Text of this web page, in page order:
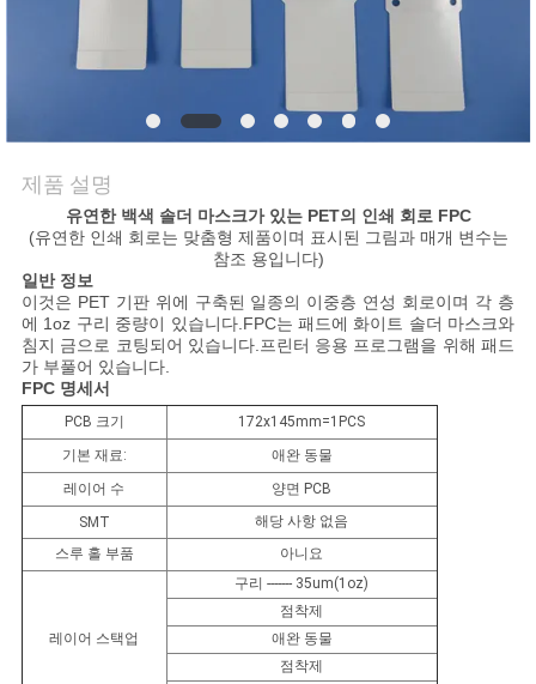
희
와
연
락
뉴
스
사
건
제품 설명
유연한 백색 솔더 마스크가 있는 PET의 인쇄 회로 FPC
(유연한 인쇄 회로는 맞춤형 제품이며 표시된 그림과 매개 변수는
참조 용입니다)
일반 정보
이것은 PET 기판 위에 구축된 일종의 이중층 연성 회로이며 각 층
에 1oz 구리 중량이 있습니다.FPC는 패드에 화이트 솔더 마스크와
침지 금으로 코팅되어 있습니다.프린터 응용 프로그램을 위해 패드
가 부풀어 있습니다.
FPC 명세서
PCB 크기
172x145mm=1PCS
기본 재료:
애완 동물
레이어 수
양면 PCB
SMT
해당 사항 없음
스루 홀 부품
아니요
레이어 스택업
구리 ------- 35um(1oz)
점착제
애완 동물
점착제